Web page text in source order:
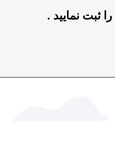
ثبت نمایید .